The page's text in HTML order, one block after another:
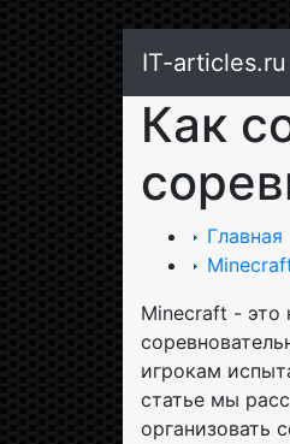
IT-articles.ru
Как
Главная
Minecraft - это
игрокам
статье мы
организовать